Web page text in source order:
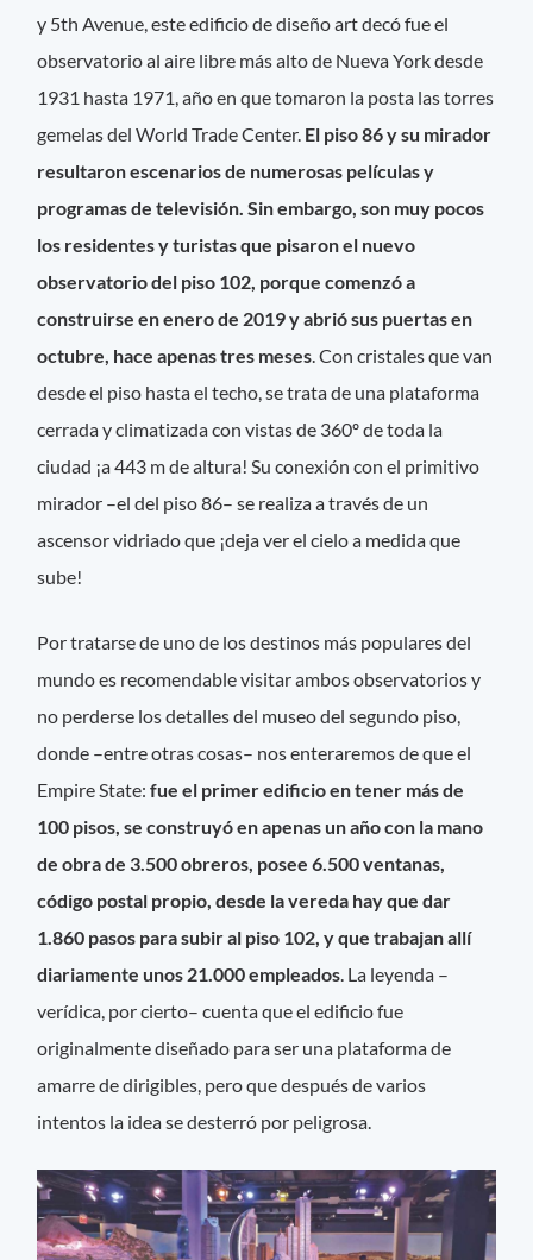
y 5th Avenue, este edificio de diseño art decó fue el
observatorio al aire libre más alto de Nueva York desde
1931 hasta 1971, año en que tomaron la posta las torres
gemelas del World Trade Center. El piso 86 y su mirador
resultaron escenarios de numerosas películas y
programas de televisión. Sin embargo, son muy pocos
los residentes y turistas que pisaron el nuevo
observatorio del piso 102, porque comenzó a
construirse en enero de 2019 y abrió sus puertas en
octubre, hace apenas tres meses. Con cristales que van
desde el piso hasta el techo, se trata de una plataforma
cerrada y climatizada con vistas de 360º de toda la
ciudad ¡a 443 m de altura! Su conexión con el primitivo
mirador –el del piso 86– se realiza a través de un
ascensor vidriado que ¡deja ver el cielo a medida que
sube!
Por tratarse de uno de los destinos más populares del
mundo es recomendable visitar ambos observatorios y
no perderse los detalles del museo del segundo piso,
donde –entre otras cosas– nos enteraremos de que el
Empire State:fue el primer edificio en tener más de
100 pisos, se construyó en apenas un año con la mano
de obra de 3.500 obreros, posee 6.500 ventanas,
código postal propio, desde la vereda hay que dar
1.860 pasos para subir al piso 102, y que trabajan allí
diariamente unos 21.000 empleados. La leyenda –
verídica, por cierto– cuenta que el edificio fue
originalmente diseñado para ser una plataforma de
amarre de dirigibles, pero que después de varios
intentos la idea se desterró por peligrosa.